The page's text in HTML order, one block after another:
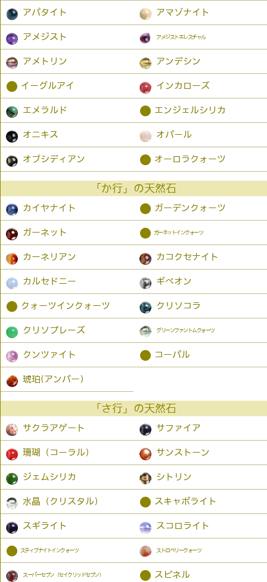
アパタイト アマゾナイト
アメジスト アメジストエレスチャル
アメトリン アンデシン
● イーグルアイ インカローズ
エメラルド ● エンジェルシリカ
オニキス オパール
オブシディアン ● オーロラクォーツ
「か行」の天然石
カイヤナイト ● ガーデンクォーツ
ガーネット ● ガーネットインクォーツ
カーネリアン カコクセナイト
カルセドニー ギベオン
● クォーツインクォーツ クリソコラ
クリソプレーズ グリーンファントムクォーツ
クンツァイト ● コーパル
琥珀(アンバー）
「さ行」の天然石
サクラアゲート サファイア
珊瑚（コーラル） サンストーン
ジェムシリカ シトリン
水晶（クリスタル） ● スキャポライト
スギライト スコロライト
● スティブナイトインクォーツ ストロベリークォーツ
スーパーセブン（セイクリッドセブン） ● スピネル